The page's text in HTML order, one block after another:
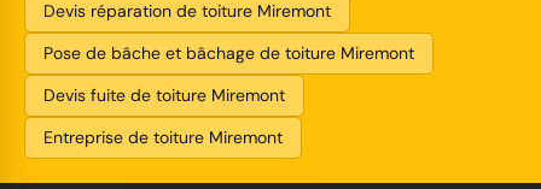
Devis réparation de toiture Miremont
Pose de bâche et bâchage de toiture Miremont
Devis fuite de toiture Miremont
Entreprise de toiture Miremont